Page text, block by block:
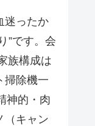
迷ったか
”です。会
族構成は
掃除機一
神的・肉
（キャン